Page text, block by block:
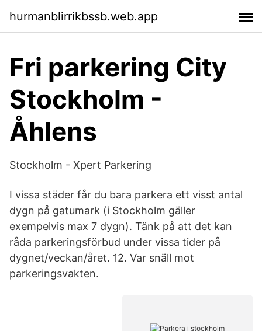
hurmanblirrikbssb.web.app
Fri parkering City
Stockholm -
Åhlens
Stockholm - Xpert Parkering
I vissa städer får du bara parkera ett visst antal
dygn på gatumark (i Stockholm gäller
exempelvis max 7 dygn). Tänk på att det kan
råda parkeringsförbud under vissa tider på
dygnet/veckan/året. 12. Var snäll mot
parkeringsvakten.